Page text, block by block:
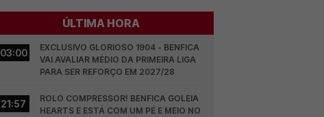
ÚLTIMA HORA
03:00
EXCLUSIVO GLORIOSO 1904 - BENFICA
VAI AVALIAR MÉDIO DA PRIMEIRA LIGA
PARA SER REFORÇO EM 2027/28
21:57
ROLO COMPRESSOR! BENFICA GOLEIA
HEARTS E ESTÁ COM UM PÉ E MEIO NO